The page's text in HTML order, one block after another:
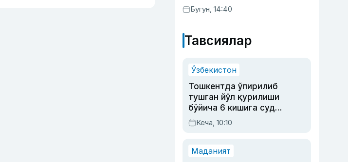
Бугун, 14:40
Тавсиялар
Ўзбекистон
Тошкентда ўпирилиб
тушган йўл қурилиши
бўйича 6 кишига суд
ҳукми ўқилди
Кеча, 10:10
Маданият